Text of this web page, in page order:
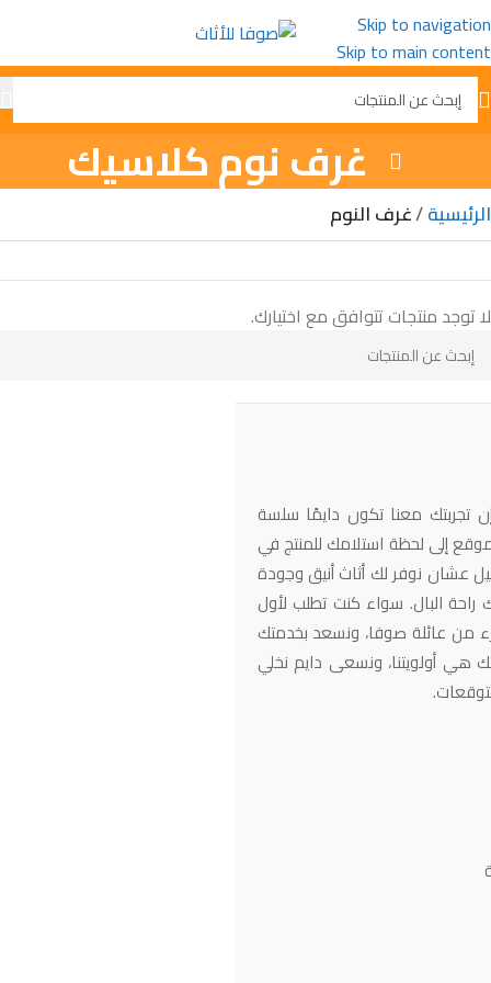
Skip to navigation
Skip to main content
غرف نوم كلاسيك
الرئيسية غرف النوم
لا توجد منتجات تتوافق مع اختيارك.
تجربتك معنا تكون دايمًا سلسة
إلى لحظة استلامك للمنتج في
عشان نوفر لك أثاث أنيق وجودة
البال. سواء كنت تطلب لأول
من عائلة صوفا، ونسعد بخدمتك
هي أولويتنا، ونسعى دايم نخلي